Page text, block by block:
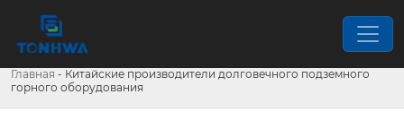
Главная - Китайские производители долговечного подземного
горного оборудования